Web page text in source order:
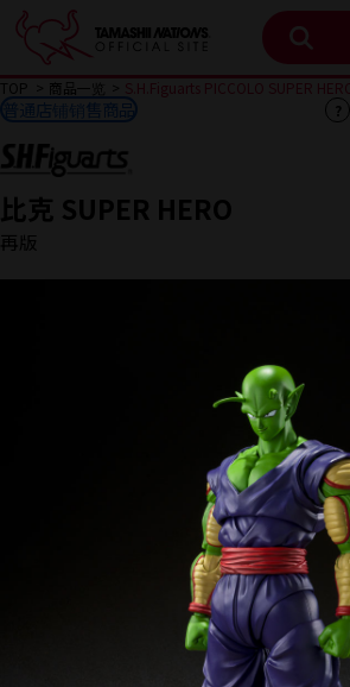
TOP 商品一览 S.H.Figuarts PICCOLO SUPER HERO
比克 SUPER HERO
再版
普通店铺销售商品